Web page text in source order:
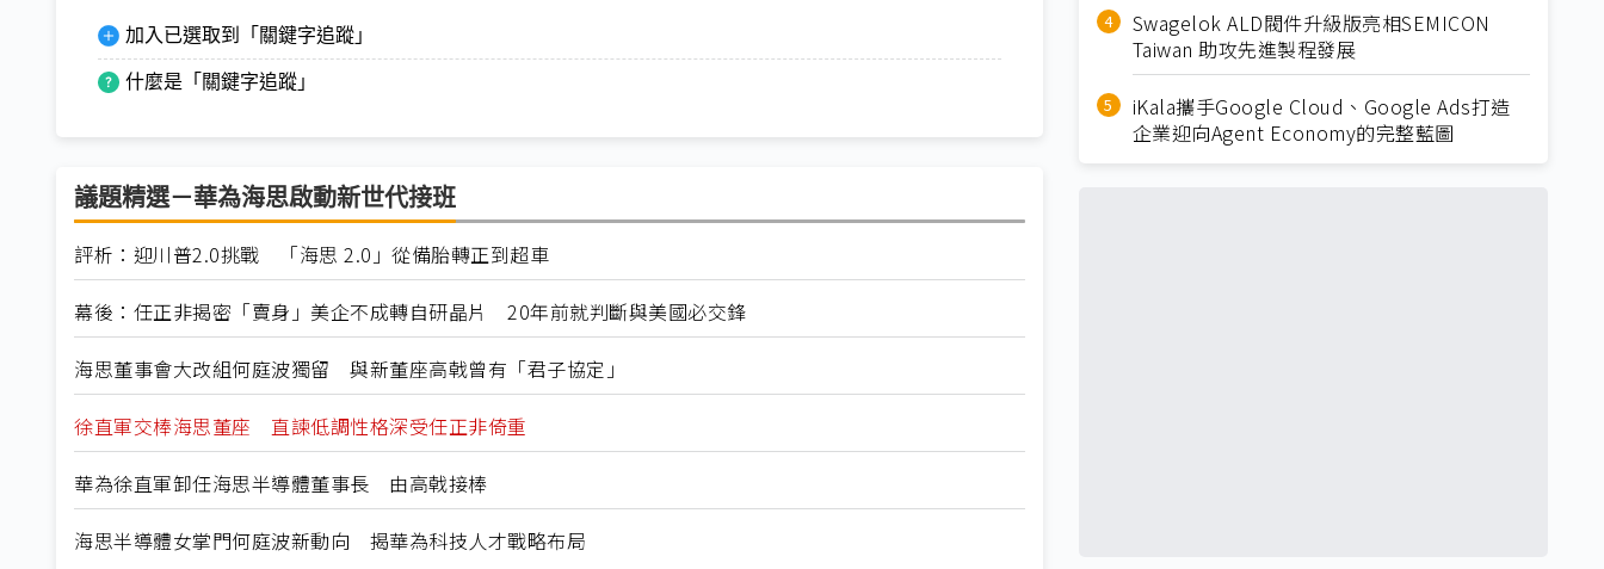
加入已選取到「關鍵字追蹤」
什麼是「關鍵字追蹤」
議題精選－華為海思啟動新世代接班
評析：迎川普2.0挑戰 「海思 2.0」從備胎轉正到超車
幕後：任正非揭密「賣身」美企不成轉自研晶片 20年前就判斷與美國必交鋒
海思董事會大改組何庭波獨留 與新董座高戟曾有「君子協定」
徐直軍交棒海思董座 直諫低調性格深受任正非倚重
華為徐直軍卸任海思半導體董事長 由高戟接棒
海思半導體女掌門何庭波新動向 揭華為科技人才戰略布局
Swagelok ALD閥件升級版亮相SEMICON
Taiwan 助攻先進製程發展
iKala攜手Google Cloud、Google Ads打造
企業迎向Agent Economy的完整藍圖